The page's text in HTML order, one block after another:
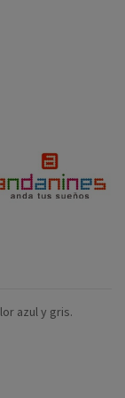
azul y gris.